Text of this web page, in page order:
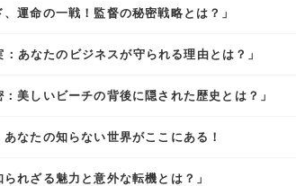
、運命の一戦！監督の秘密戦略とは？」
あなたのビジネスが守られる理由とは？」
：美しいビーチの背後に隠された歴史とは？」
あなたの知らない世界がここにある！
られざる魅力と意外な転機とは？」